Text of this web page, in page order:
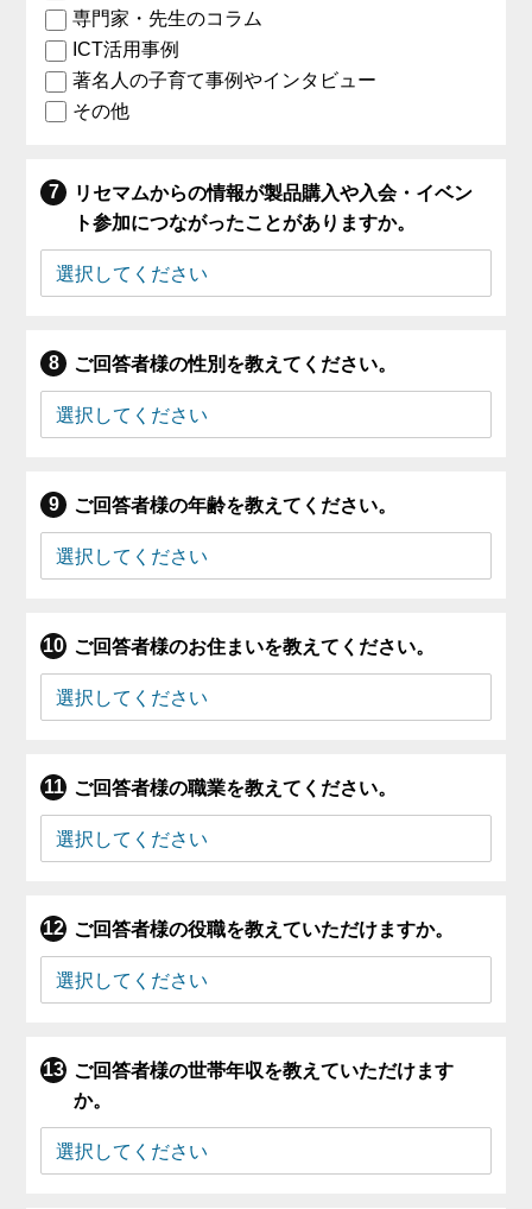
専門家・先生のコラム
ICT活用事例
著名人の子育て事例やインタビュー
その他
リセマムからの情報が製品購入や入会・イベン
ト参加につながったことがありますか。
ご回答者様の性別を教えてください。
ご回答者様の年齢を教えてください。
ご回答者様のお住まいを教えてください。
ご回答者様の職業を教えてください。
ご回答者様の役職を教えていただけますか。
ご回答者様の世帯年収を教えていただけます
か。